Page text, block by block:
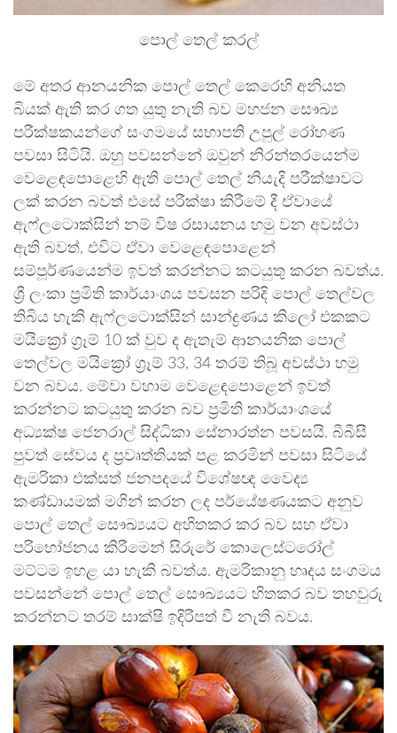
පොල් තෙල් කරල්
මේ අතර ආනයනික පොල් තෙල් කෙරෙහි අනියත
බියක් ඇති කර ගත යුතු නැති බව මහජන සෞඛ්‍ය
පරීක්ෂකයන්ගේ සංගමයේ සභාපති උපුල් රෝහණ
පවසා සිටියි. ඔහු පවසන්නේ ඔවුන් නිරන්තරයෙන්ම
වෙළෙඳපොළෙහි ඇති පොල් තෙල් නියැදි පරීක්ෂාවට
ලක් කරන බවත් එසේ පරීක්ෂා කිරීමේ දී ඒවායේ
ඇෆ්ලටොක්සින් නම් විෂ රසායනය හමු වන අවස්ථා
ඇති බවත්, එවිට ඒවා වෙළෙඳපොළෙන්
සම්පූර්ණයෙන්ම ඉවත් කරන්නට කටයුතු කරන බවත්ය.
ශ්‍රී ලංකා ප්‍රමිති කාර්යාංශය පවසන පරිදි පොල් තෙල්වල
තිබිය හැකි ඇෆ්ලටොක්සින් සාන්ද්‍රණය කිලෝ එකකට
මයික්‍රෝ ග්‍රෑම් 10 ක් වුව ද ඇතැම් ආනයනික පොල්
තෙල්වල මයික්‍රෝ ග්‍රෑම් 33, 34 තරම් තිබූ අවස්ථා හමු
වන බවය. මේවා වහාම වෙළෙඳපොළෙන් ඉවත්
කරන්නට කටයුතු කරන බව ප්‍රමිති කාර්යාංශයේ
අධ්‍යක්ෂ ජෙනරාල් සිද්ධිකා සේනාරත්න පවසයි. බීබීසී
පුවත් සේවය ද ප්‍රවෘත්තියක් පළ කරමින් පවසා සිටියේ
ඇමරිකා එක්සත් ජනපදයේ විශේෂඥ වෛද්‍ය
කණ්ඩායමක් මගින් කරන ලද පර්යේෂණයකට අනුව
පොල් තෙල් සෞඛ්‍යයට අහිතකර කර බව සහ ඒවා
පරිභෝජනය කිරීමෙන් සිරුරේ කොලෙස්ටරෝල්
මට්ටම ඉහළ යා හැකි බවත්ය. ඇමරිකානු හෘදය සංගමය
පවසන්නේ පොල් තෙල් සෞඛ්‍යයට හිතකර බව තහවුරු
කරන්නට තරම් සාක්ෂි ඉදිරිපත් වී නැති බවය.